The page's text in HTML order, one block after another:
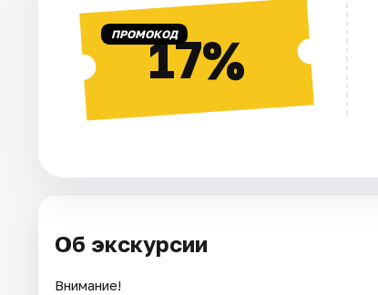
ПРОМОКОД17%
Об экскурсии
Внимание!